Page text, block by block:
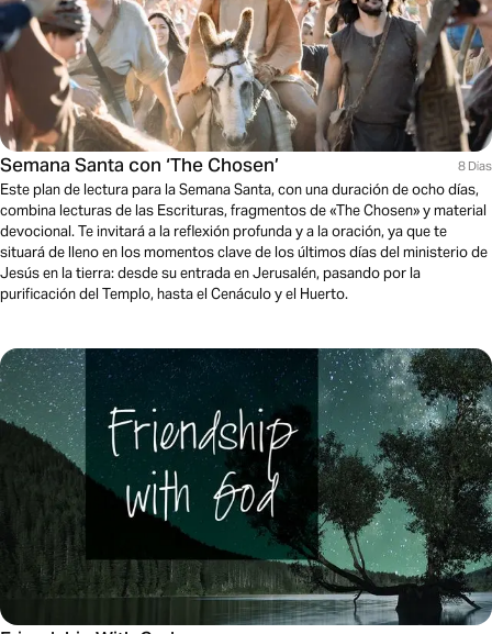
Semana Santa con ‘The Chosen’ 8 Dias
Este plan de lectura para la Semana Santa, con una duración de ocho días,
combina lecturas de las Escrituras, fragmentos de «The Chosen» y material
devocional. Te invitará a la reflexión profunda y a la oración, ya que te
situará de lleno en los momentos clave de los últimos días del ministerio de
Jesús en la tierra: desde su entrada en Jerusalén, pasando por la
purificación del Templo, hasta el Cenáculo y el Huerto.